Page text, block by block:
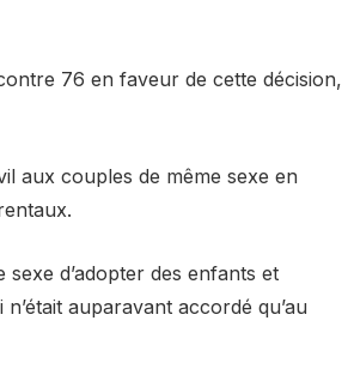
76 en faveur de cette décision,
aux couples de même sexe en
d’adopter des enfants et
auparavant accordé qu’au